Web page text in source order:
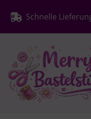
Sprungnavigation
Schnelle